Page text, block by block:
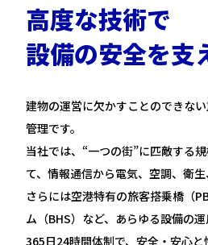
高度な技術で
設備の安全を支
建物の運営に欠かすことのできな
管理です。
当社では、“一つの街”に匹敵する
て、情報通信から電気、空調、衛生
さらには空港特有の旅客搭乗橋（
ム（BHS）など、あらゆる設備の運
365日24時間体制で、安全・安心と